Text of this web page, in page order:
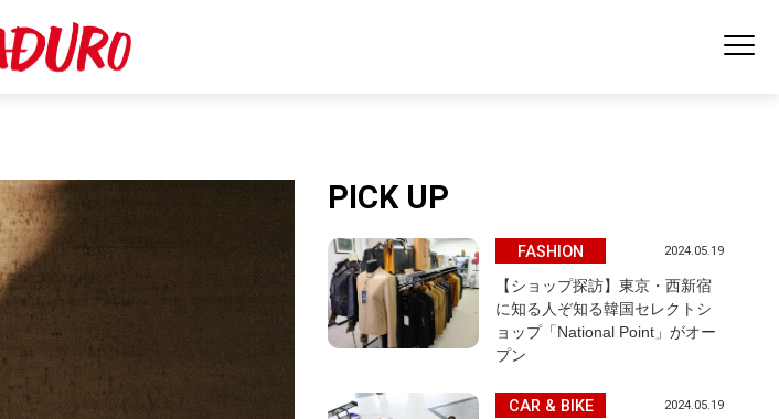
PICK UP
FASHION 2024.05.19
【ショップ探訪】東京・西新宿
に知る人ぞ知る韓国セレクトシ
ョップ「National Point」がオー
プン
CAR & BIKE 2024.05.19